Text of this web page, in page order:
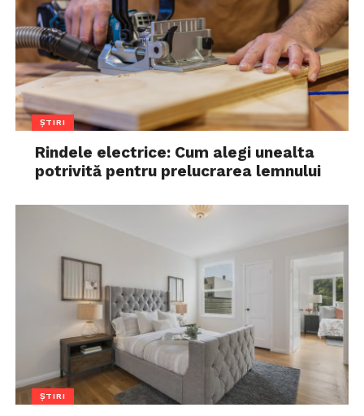
ȘTIRI
Rindele electrice: Cum alegi unealta
potrivită pentru prelucrarea lemnului
ȘTIRI